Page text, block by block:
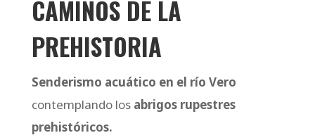
CAMINOS DE LA
PREHISTORIA
Senderismo acuático en el río Vero
contemplando los abrigos rupestres
prehistóricos.